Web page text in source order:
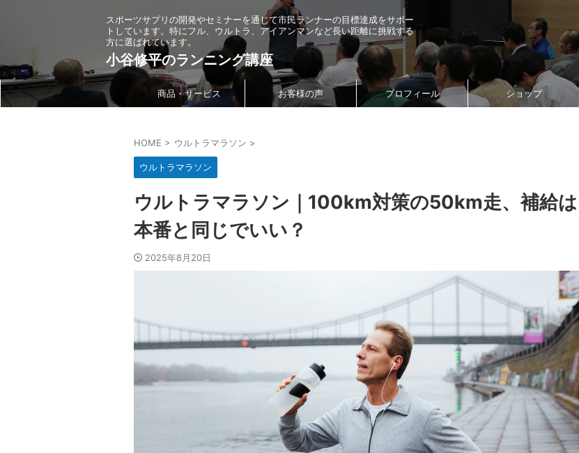
スポーツサプリの開発やセミナーを通じて市民ランナーの目標達成をサポー
トしています。特にフル、ウルトラ、アイアンマンなど長い距離に挑戦する
方に選ばれています。
小谷修平のランニング講座
商品・サービス お客様の声 プロフィール ショップ
HOME > ウルトラマラソン >
ウルトラマラソン
ウルトラマラソン｜100km対策の50km走、補給は
本番と同じでいい？
2025年8月20日